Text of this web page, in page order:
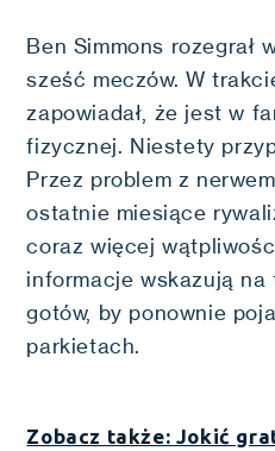
Ben Simmons rozegrał
sześć meczów. W
zapowiadał, że jest w
fizycznej. Niestety
Przez problem z
ostatnie miesiące
coraz więcej
informacje wskazują na
gotów, by ponownie
parkietach.
Zobacz także: Jokić